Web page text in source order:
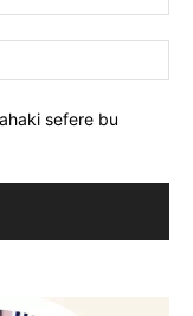
sefere bu